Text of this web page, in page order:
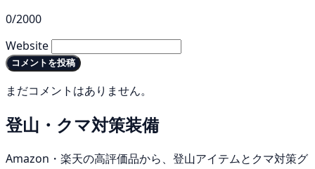
0/2000
Website
コメントを投稿
まだコメントはありません。
登山・クマ対策装備
Amazon・楽天の高評価品から、登山アイテムとクマ対策グ